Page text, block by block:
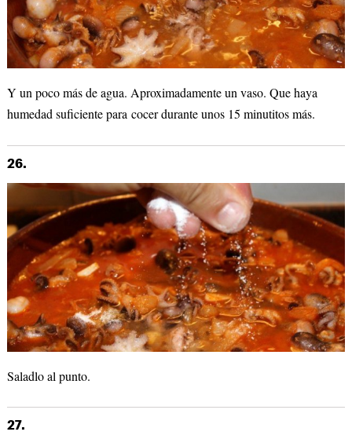
Y un poco más de agua. Aproximadamente un vaso. Que haya
humedad suficiente para cocer durante unos 15 minutitos más.
26.
Saladlo al punto.
27.